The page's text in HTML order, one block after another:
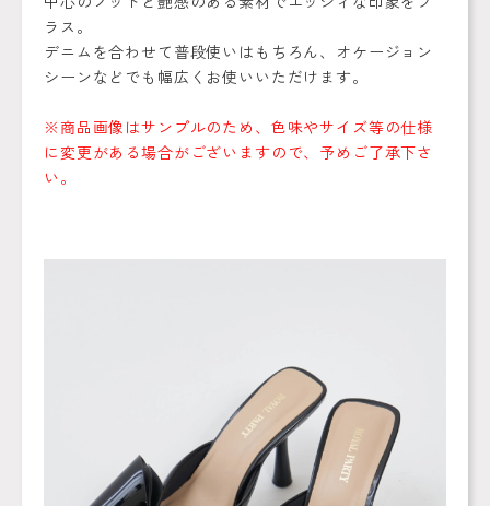
ラス。
デニムを合わせて普段使いはもちろん、オケージョン
シーンなどでも幅広くお使いいただけます。
※商品画像はサンプルのため、色味やサイズ等の仕様
に変更がある場合がございますので、予めご了承下さ
い。